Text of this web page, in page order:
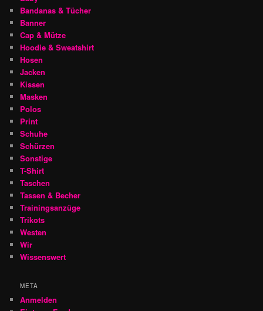
Bandanas & Tücher
Banner
Cap & Mütze
Hoodie & Sweatshirt
Hosen
Jacken
Kissen
Masken
Polos
Print
Schuhe
Schürzen
Sonstige
T-Shirt
Taschen
Tassen & Becher
Trainingsanzüge
Trikots
Westen
Wir
Wissenswert
META
Anmelden